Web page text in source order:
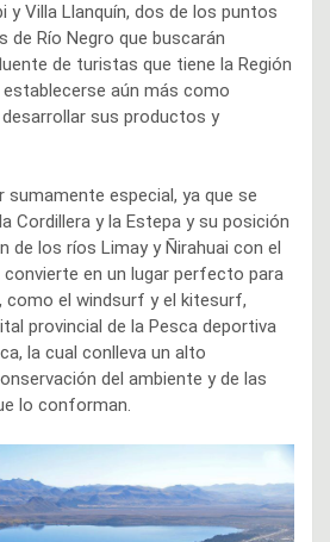
y Villa Llanquín, dos de los puntos
Río Negro que buscarán
de turistas que tiene la Región
aún más como
sus productos y
sumamente especial, ya que se
Cordillera y la Estepa y su posición
de los ríos Limay y Ñirahuai con el
convierte en un lugar perfecto para
como el windsurf y el kitesurf,
provincial de la Pesca deportiva
la cual conlleva un alto
del ambiente y de las
lo conforman.